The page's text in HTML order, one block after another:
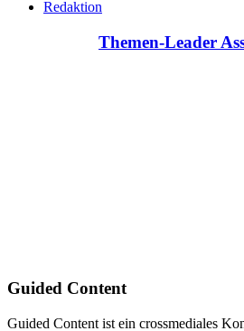
Redaktion
Themen-Leader
Guided Content
Guided Content ist ein crossmediales